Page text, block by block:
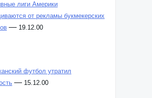
лиги Америки
от рекламы букмекерских
— 19.12.00
футбол утратил
— 15.12.00